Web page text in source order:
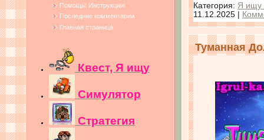
Помощь! Инструкции!
Последние комментарии
Главная страница
Квест, Я ищу
Симулятор
Стратегия
Категория: Я ищу
11.12.2025 |
Туманная